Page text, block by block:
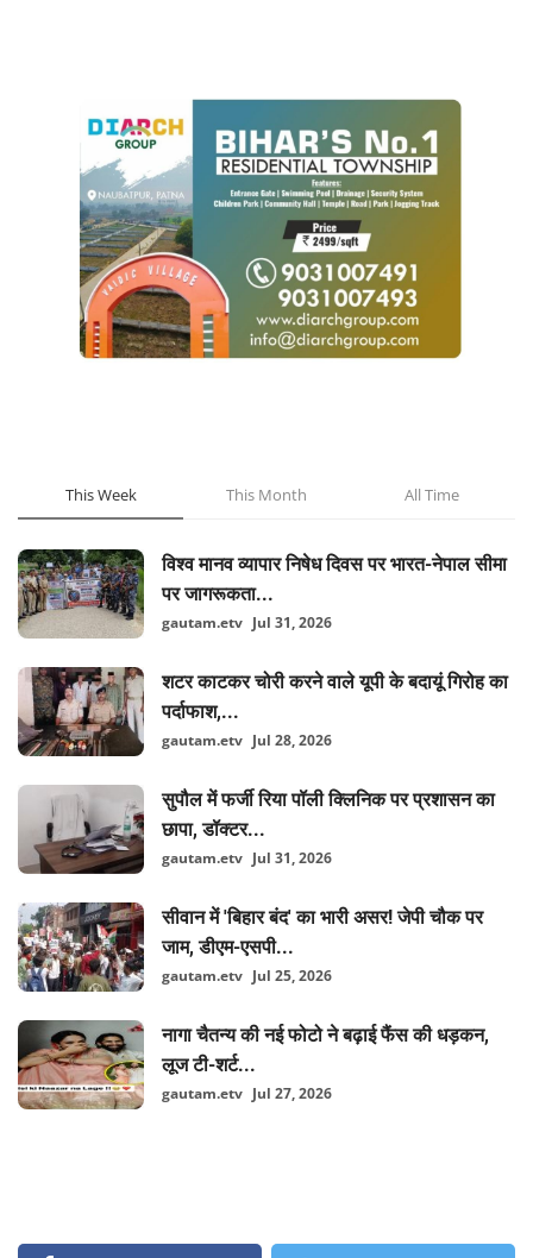
This Week This Month All Time
विश्व मानव व्यापार निषेध दिवस पर भारत-नेपाल सीमा
पर जागरूकता...
gautam.etv Jul 31, 2026
शटर काटकर चोरी करने वाले यूपी के बदायूं गिरोह का
पर्दाफाश,...
gautam.etv Jul 28, 2026
सुपौल में फर्जी रिया पॉली क्लिनिक पर प्रशासन का
छापा, डॉक्टर...
gautam.etv Jul 31, 2026
सीवान में 'बिहार बंद' का भारी असर! जेपी चौक पर
जाम, डीएम-एसपी...
gautam.etv Jul 25, 2026
नागा चैतन्य की नई फोटो ने बढ़ाई फैंस की धड़कन,
लूज टी-शर्ट...
gautam.etv Jul 27, 2026